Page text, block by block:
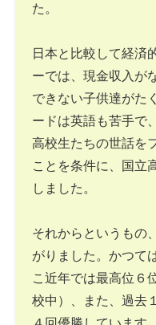
た。
日本と比較して経済
ーでは、現金収入が
できない子供達がた
ードは英語も苦手で
高校生たちの世話を
ことを条件に、国立
しました。
それからというもの
がりました。かつて
こ近年では最高位６
校中）、また、過去